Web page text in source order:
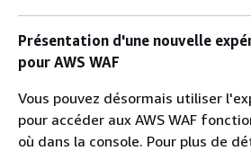
Présentation d'une nouvelle
pour AWS WAF
Vous pouvez désormais utiliser
pour accéder aux AWS WAF
où dans la console. Pour plus de